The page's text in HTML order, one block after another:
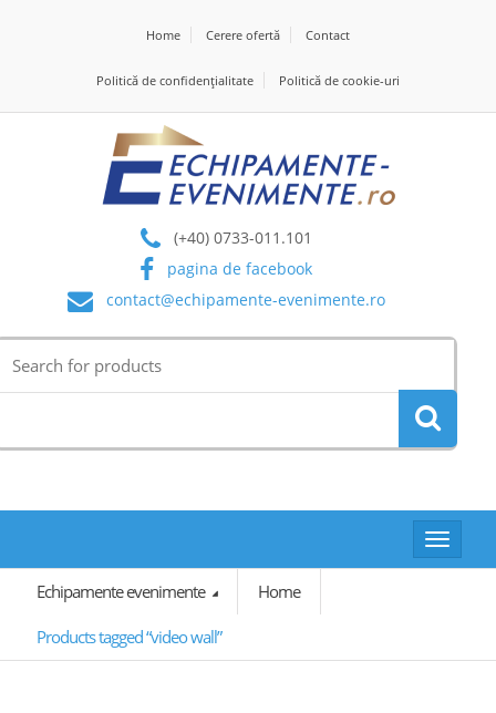
Home Cerere ofertă Contact
Politică de confidențialitate Politică de cookie-uri
(+40) 0733-011.101
pagina de facebook
contact@echipamente-evenimente.ro
Toggle
Echipamente evenimente
Home
Products tagged “video wall”